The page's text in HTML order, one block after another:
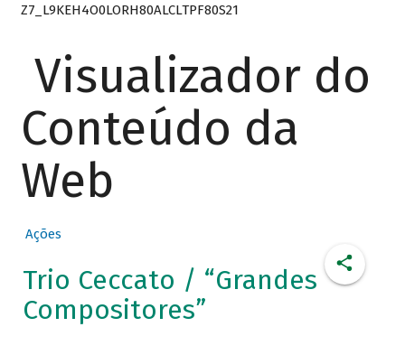
Z7_L9KEH4O0LORH80ALCLTPF80S21
Visualizador do
Conteúdo da
Web
Ações
Trio Ceccato / “Grandes
Compositores”